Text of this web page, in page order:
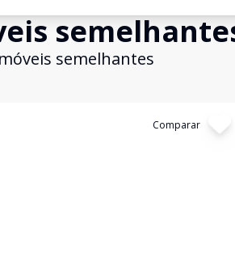
semelhantes
Comparar